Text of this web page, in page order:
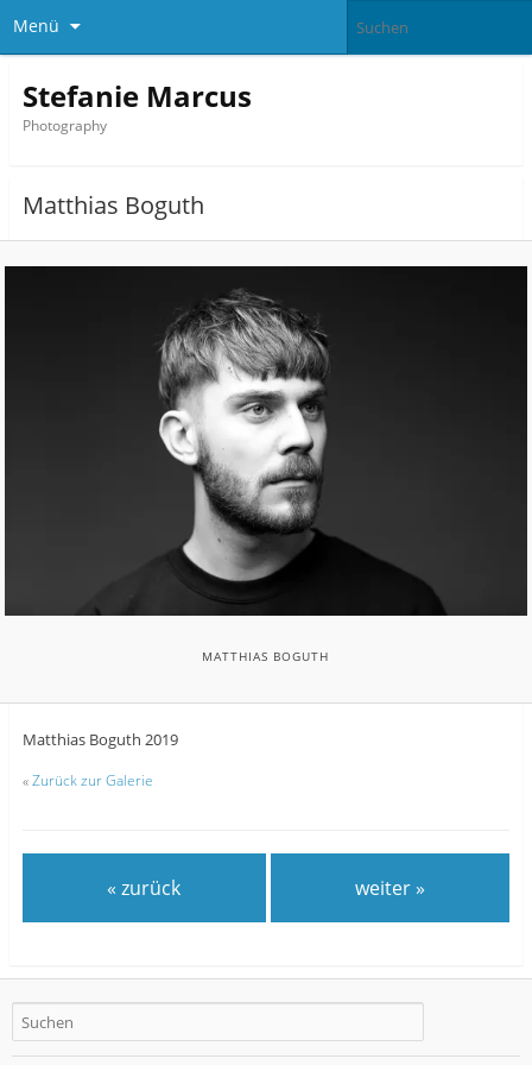
Menü
Stefanie Marcus
Photography
Matthias Boguth
MATTHIAS BOGUTH
Matthias Boguth 2019
«Zurück zur Galerie
« zurück weiter »